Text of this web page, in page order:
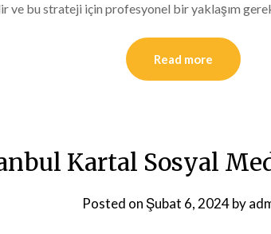
ve bu strateji için profesyonel bir yaklaşım
Read more
Kartal Sosyal
Posted on Şubat 6, 2024by